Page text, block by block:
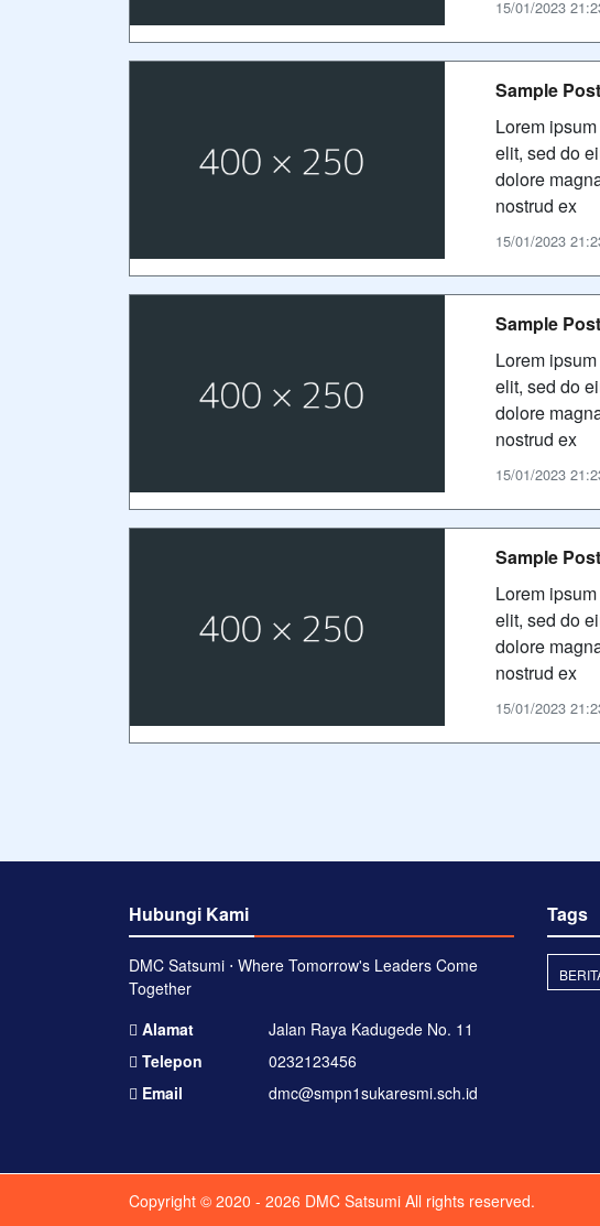
15/01/2023
Sample
Lorem
elit, sed do
dolore
nostrud ex
15/01/2023
Sample
Lorem
elit, sed do
dolore
nostrud ex
15/01/2023
Sample
Lorem
elit, sed do
dolore
nostrud ex
15/01/2023
Hubungi Kami
DMC Satsumi ⋅ Where Tomorrow's Leaders Come
Together
Alamat
Jalan Raya Kadugede No. 11
Telepon
0232123456
Email
dmc@smpn1sukaresmi.sch.id
Tags
Copyright © 2020 - 2026 DMC Satsumi All rights reserved.